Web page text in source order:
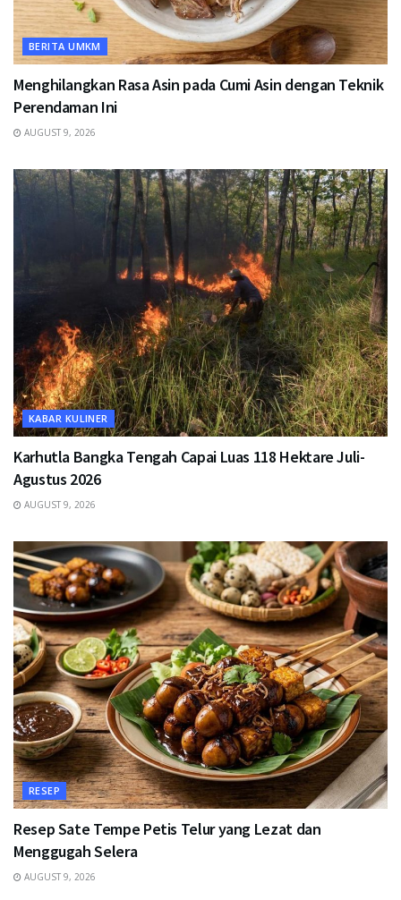
BERITA UMKM
Menghilangkan Rasa Asin pada Cumi Asin dengan Teknik
Perendaman Ini
AUGUST 9, 2026
KABAR KULINER
Karhutla Bangka Tengah Capai Luas 118 Hektare Juli-
Agustus 2026
AUGUST 9, 2026
RESEP
Resep Sate Tempe Petis Telur yang Lezat dan
Menggugah Selera
AUGUST 9, 2026